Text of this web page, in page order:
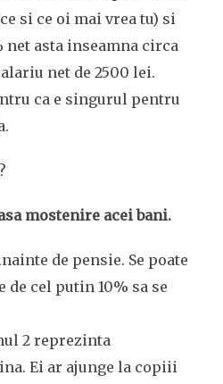
si ce oi mai vrea tu) si
net asta inseamna circa
net de 2500 lei.
ca e singurul pentru
mostenire acei bani.
de pensie. Se poate
de cel putin 10% sa se
2 reprezinta
Ei ar ajunge la copiii